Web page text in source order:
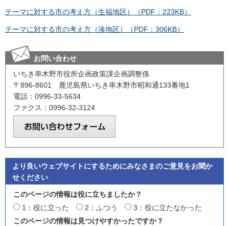
テーマに対する市の考え方（生福地区）（PDF：223KB）
テーマに対する市の考え方（湊地区）（PDF：306KB）
お問い合わせ
いちき串木野市役所企画政策課企画調整係
〒896-8601 鹿児島県いちき串木野市昭和通133番地1
電話：0996-33-5634
ファクス：0996-32-3124
より良いウェブサイトにするためにみなさまのご意見をお聞か
せください
このページの情報は役に立ちましたか？
1：役に立った
2：ふつう
3：役に立たなかった
このページの情報は見つけやすかったですか？